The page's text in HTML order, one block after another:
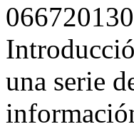
una serie